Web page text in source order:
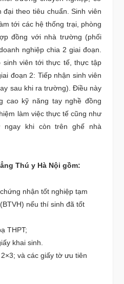
theo tiêu chuẩn. Sinh viên
tới các hệ thống trại, phòng
đồng với nhà trường (phối
nghiệp chia 2 giai đoạn.
sinh viên tới thực tế, thực tập
đoạn 2: Tiếp nhận sinh viên
sau khi ra trường). Điều này
cao kỹ năng tay nghề đồng
làm việc thực tế cũng như
ngay khi còn trên ghế nhà
Thú y Hà Nội gồm:
nhận tốt nghiệp tạm
nếu thí sinh đã tốt
THPT;
khai sinh.
và các giấy tờ ưu tiên